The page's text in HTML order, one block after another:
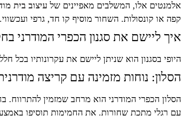
אלמנטים אלו, המשלבים מאפיינים של עיצוב בית
קפה או קונסולות. השחור מוסיף קו חד, גרפי ועכשווי.
איך ליישם את סגנון הכפרי המודרני
היופי בסגנון הוא שניתן ליישם את עקרונותיו בכל
הסלון: נוחות מזמינה עם קריצה
הסלון הכפרי המודרני הוא מרחב שמזמין להתרווח.
עם רגלי מתכת שחורות. את החמימות תוסיפו